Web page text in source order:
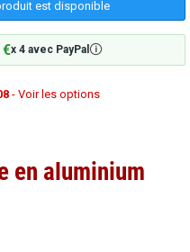
est disponible
x 4 avec PayPal🛈
- Voir les options
en aluminium